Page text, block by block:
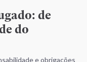
de
do
e obrigações